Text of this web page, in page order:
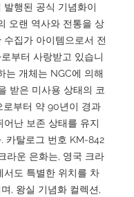
발행된 공식 기념화이
오랜 역사와 전통을 상
수집가 아이템으로서 전
부터 사랑받고 있습니
는 개체는 NGC에 의해
받은 미사용 상태의 코
로부터 약 90년이 경과
어난 보존 상태를 유지
카탈로그 번호 KM-842
라운 은화는, 영국 크라
서도 특별한 위치를 차
, 왕실 기념화 컬렉션,